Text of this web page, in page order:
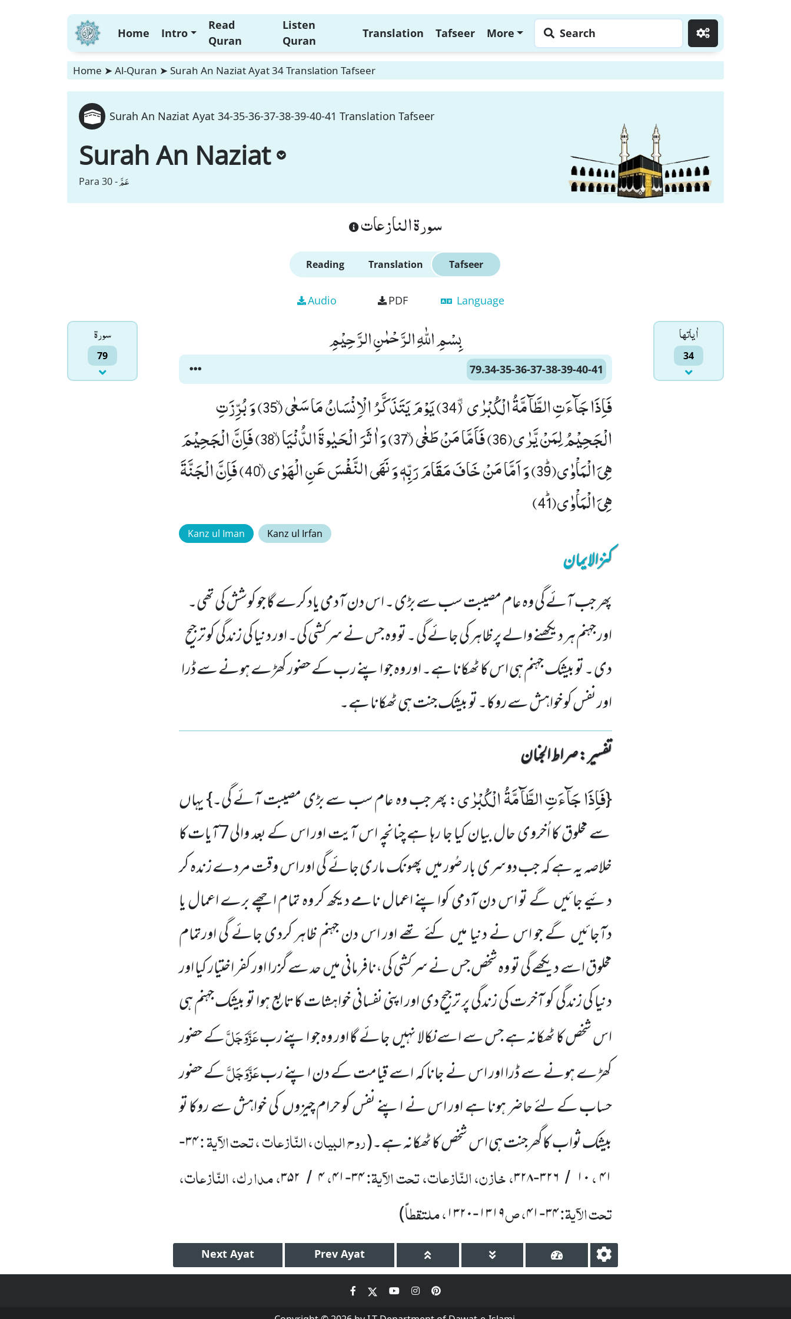
Home Intro
Read
Quran
Listen
Quran
Translation Tafseer More Search
Home ➤ Al-Quran ➤ Surah An Naziat Ayat 34 Translation Tafseer
Surah An Naziat Ayat 34-35-36-37-38-39-40-41 Translation Tafseer
Surah An Naziat
Para 30 -عَمَّ
سورة النازعات
Reading Translation Tafseer
Audio PDF Language
سورۃ
79
اٰياتها
34
بِسْمِ اللّٰهِ الرَّحْمٰنِ الرَّحِیْمِ
79.34-35-36-37-38-39-40-41
فَاِذَا جَآءَتِ الطَّآمَّةُ الْكُبْرٰى٘ ۖ (34) یَوْمَ یَتَذَكَّرُ الْاِنْسَانُ مَا سَعٰىۙ (35) وَ بُرِّزَتِ
الْجَحِیْمُ لِمَنْ یَّرٰى(36) فَاَمَّا مَنْ طَغٰىۙ (37) وَ اٰثَرَ الْحَیٰوةَ الدُّنْیَاۙ (38) فَاِنَّ الْجَحِیْمَ
هِیَ الْمَاْوٰىﭤ(39) وَ اَمَّا مَنْ خَافَ مَقَامَ رَبِّهٖ وَ نَهَى النَّفْسَ عَنِ الْهَوٰىۙ (40) فَاِنَّ الْجَنَّةَ
هِیَ الْمَاْوٰىﭤ(41)
Kanz ul Iman Kanz ul Irfan
کنزالایمان
پھر جب آئے گی وہ عام مصیبت سب سے بڑی ۔ اس دن آدمی یاد کرے گا جو کوشش کی تھی۔
اور جہنم ہر دیکھنے والے پر ظاہر کی جائے گی ۔ تو وہ جس نے سرکشی کی۔ اور دنیا کی زندگی کو ترجیح
دی ۔ تو بیشک جہنم ہی اس کا ٹھکانا ہے۔ اور وہ جو اپنے رب کے حضور کھڑے ہونے سے ڈرا
اور نفس کو خواہش سے روکا۔ تو بیشک جنت ہی ٹھکانا ہے۔
تفسیر : ‎صراط الجنان
{فَاِذَا جَآءَتِ الطَّآمَّةُ الْكُبْرٰى: پھر جب وہ عام سب سے بڑی مصیبت آئے گی۔} یہاں
سے مخلوق کا اُخروی حال بیان کیا جا رہا ہے چنانچہ اس آیت اور اس کے بعد والی7آیات کا
خلاصہ یہ ہے کہ جب دوسری بار صُور میں پھونک ماری جائے گی اور اس وقت مردے زندہ کر
دئیے جائیں گے تو اس دن آدمی کواپنے اعمال نامے دیکھ کر وہ تمام اچھے برے اعمال یا
دآجائیں گے جو اس نے دنیا میں کئے تھے اور اس دن جہنم ظاہر کردی جائے گی اورتمام
مخلوق اسے دیکھے گی تو وہ شخص جس نے سرکشی کی،نافرمانی میں حد سے گزرا اور کفر اختیار کیا اور
دنیا کی زندگی کو آخرت کی زندگی پر ترجیح دی اور اپنی نفسانی خواہشات کا تابع ہوا تو بیشک جہنم ہی
اس شخص کا ٹھکانہ ہے جس سے اسے نکالا نہیں جائے گا اور وہ جو اپنے ربعَزَّوَجَلَّکے حضور
کھڑے ہونے سے ڈرا اور اس نے جانا کہ اسے قیامت کے دن اپنے ربعَزَّوَجَلَّکے حضور
حساب کے لئے حاضر ہونا ہے اور اس نے اپنے نفس کو حرام چیزوں کی خواہش سے روکا تو
بیشک ثواب کاگھرجنت ہی اس شخص کا ٹھکانہ ہے۔(روح البیان ، النّازعات ، تحت الآیۃ :۳۴-
۴۱،۱۰ / ۳۲۶-۳۲۸، خازن، النّازعات، تحت الآیۃ:۳۴-۴۱،۴ / ۳۵۲، مدارک، النّازعات،
تحت الآیۃ:۳۴-۴۱، ص۱۳۱۹-۱۳۲۰، ملتقطاً)
Next Ayat Prev Ayat